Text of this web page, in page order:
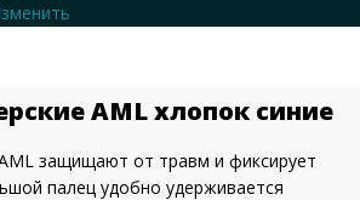
AML хлопок синие
защищают от травм и фиксирует
палец удобно удерживается